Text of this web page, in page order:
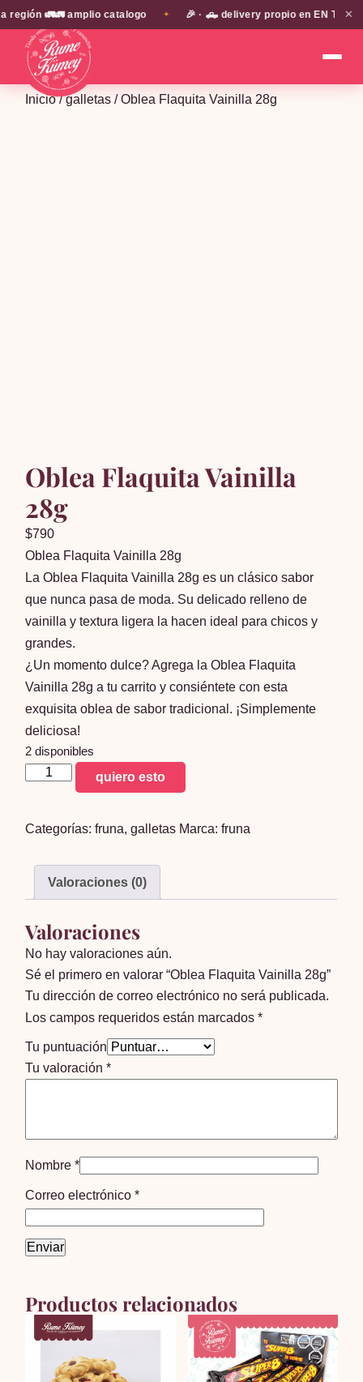
🚛🚛 amplio catalogo ✦ 🎉 · 🛻 delivery propio en EN TODA ✕
Inicio/galletas / Oblea Flaquita Vainilla 28g
Oblea Flaquita Vainilla
28g
$790
Oblea Flaquita Vainilla 28g
La Oblea Flaquita Vainilla 28g es un clásico sabor
que nunca pasa de moda. Su delicado relleno de
vainilla y textura ligera la hacen ideal para chicos y
grandes.
¿Un momento dulce? Agrega la Oblea Flaquita
Vainilla 28g a tu carrito y consiéntete con esta
exquisita oblea de sabor tradicional. ¡Simplemente
deliciosa!
2 disponibles
Oblea
28g
quiero esto
Categorías:fruna,galletas Marca:fruna
Valoraciones (0)
Valoraciones
No hay valoraciones aún.
Sé el primero en valorar “Oblea Flaquita Vainilla 28g”
Tu dirección de correo electrónico no será publicada.
Los campos requeridos están marcados*
Tu puntuación
Tu valoración*
Nombre*
Correo electrónico*
Productos relacionados